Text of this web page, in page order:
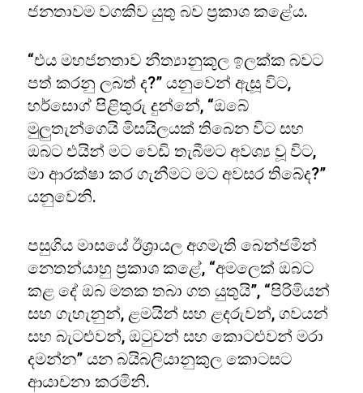
ජනතාවම වගකිව යුතු බව ප්‍රකාශ කළේය.
“එය මහජනතාව නීත්‍යානුකූල ඉලක්ක බවට
පත් කරනු ලබත් ද?” යනුවෙන් ඇසූ විට,
හර්සොග් පිළිතුරු දුන්නේ, “ඔබේ
මුලුතැන්ගෙයි මිසයිලයක් තිබෙන විට සහ
ඔබට එයින් මට වෙඩි තැබීමට අවශ්‍ය වූ විට,
මා ආරක්ෂා කර ගැනීමට මට අවසර තිබේද?”
යනුවෙනි.
පසුගිය මාසයේ ඊශ්‍රායල අගමැති බෙන්ජමින්
නෙතන්යාහු ප්‍රකාශ කළේ, “අමලෙක් ඔබට
කළ දේ ඔබ මතක තබා ගත යුතුයි”, “පිරිමියන්
සහ ගැහැනුන්, ළමයින් සහ ළදරුවන්, ගවයන්
සහ බැටළුවන්, ඔටුවන් සහ කොටළුවන් මරා
දමන්න” යන බයිබලියානුකුල කොටසට
ආයාචනා කරමිනි.